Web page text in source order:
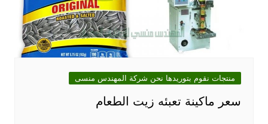
منتجات نقوم بتوريدها نحن شركة المهندس منسى
سعر ماكينة تعبئه زيت الطعام